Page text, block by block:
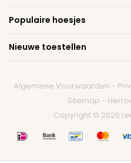
Populaire hoesjes
Nieuwe toestellen
Algemene Voorwaarden -
Sitemap -
Copyright © 2026